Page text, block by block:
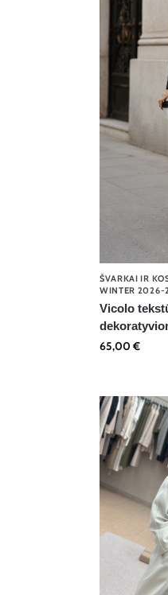
ŠVARKAI IR
WINTER
Vicolo
65,00 €